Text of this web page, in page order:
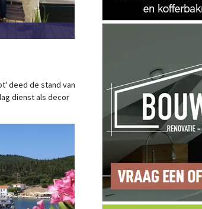
deed de stand van
dienst als decor